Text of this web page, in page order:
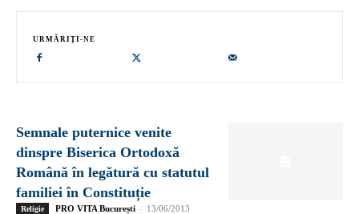
Semnale puternice venite
dinspre Biserica Ortodoxă
Română în legătură cu statutul
familiei în Constituție
Religie PRO VITA București - 13/06/2013
URMĂRIȚI-NE